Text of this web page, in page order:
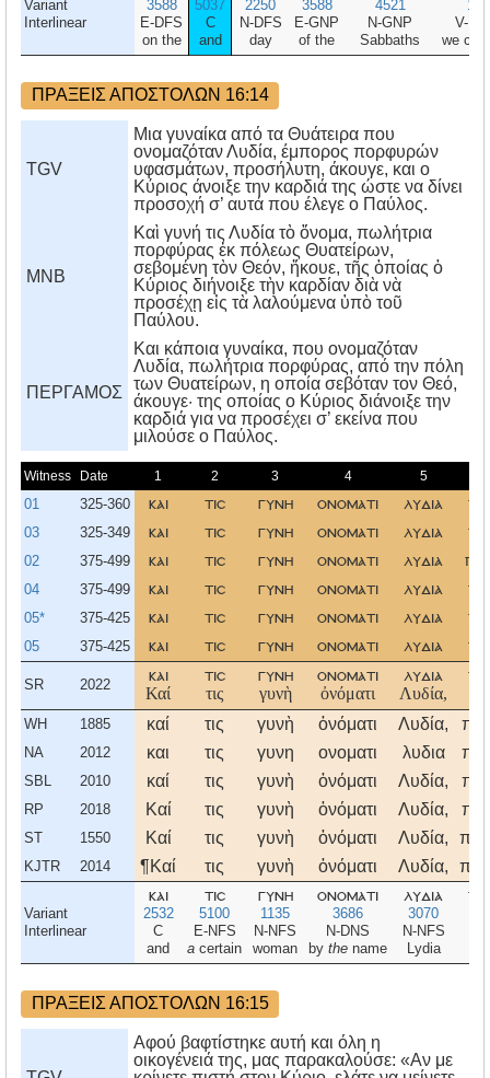
Variant
Interlinear
3588
E-DFS
on the
5037
C
and
2250
N-DFS
day
3588
E-GNP
of the
4521
N-GNP
Sabbaths
V-
we
ΠΡΑΞΕΙΣ ΑΠΟΣΤΟΛΩΝ 16:14
TGV
Μια γυναίκα από τα Θυάτειρα που
ονομαζόταν Λυδία, έμπορος πορφυρών
υφασμάτων, προσήλυτη, άκουγε, και ο
Κύριος άνοιξε την καρδιά της ώστε να δίνει
προσοχή σ’ αυτά που έλεγε ο Παύλος.
MNB
Καὶ γυνή τις Λυδία τὸ ὄνομα, πωλήτρια
πορφύρας ἐκ πόλεως Θυατείρων,
σεβομένη τὸν Θεόν, ἤκουε, τῆς ὁποίας ὁ
Κύριος διήνοιξε τὴν καρδίαν διὰ νὰ
προσέχῃ εἰς τὰ λαλούμενα ὑπὸ τοῦ
Παύλου.
ΠΕΡΓΑΜΟΣ
Kαι κάποια γυναίκα, που ονομαζόταν
Λυδία, πωλήτρια πορφύρας, από την πόλη
των Θυατείρων, η οποία σεβόταν τον Θεό,
άκουγε· της οποίας ο Kύριος διάνοιξε την
καρδιά για να προσέχει σ’ εκείνα που
μιλούσε ο Παύλος.
Witness Date 1 2 3 4 5
01 325-360 και τισ γυνη ονοματι λυδια
03 325-349 και τισ γυνη ονοματι λυδια
02 375-499 και τισ γυνη ονοματι λυδια
04 375-499 και τισ γυνη ονοματι λυδια
05* 375-425 και τισ γυνη ονοματι λυδια
05 375-425 και τισ γυνη ονοματι λυδια
SR 2022
και
Καί
τισ
τις
γυνη
γυνὴ
ονοματι
ὀνόματι
λυδια
Λυδία,
WH 1885 καί τις γυνὴ ὀνόματι Λυδία,
NA 2012 και τις γυνη ονοματι λυδια
SBL 2010 καί τις γυνὴ ὀνόματι Λυδία,
RP 2018 Καί τις γυνὴ ὀνόματι Λυδία,
ST 1550 Καί τις γυνὴ ὀνόματι Λυδία,
KJTR 2014 ¶Καί τις γυνὴ ὀνόματι Λυδία,
Variant
Interlinear
και
2532
C
and
τισ
5100
E-NFS
a certain
γυνη
1135
N-NFS
woman
ονοματι
3686
N-DNS
by the name
λυδια
3070
N-NFS
Lydia
ΠΡΑΞΕΙΣ ΑΠΟΣΤΟΛΩΝ 16:15
Αφού βαφτίστηκε αυτή και όλη η
οικογένειά της, μας παρακαλούσε: «Αν με